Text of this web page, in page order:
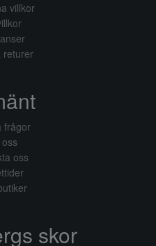
villkor
returer
frågor
oss
skor